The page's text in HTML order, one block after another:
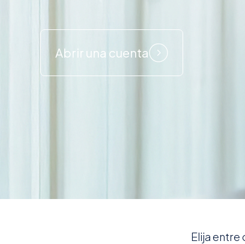
Abrir una cuenta
Elija